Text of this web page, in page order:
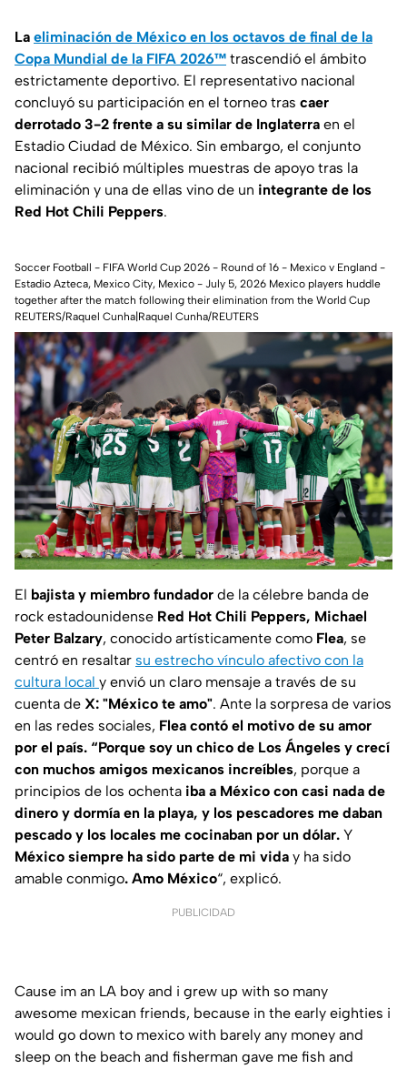
La eliminación de México en los octavos de final de la
Copa Mundial de la FIFA 2026™ trascendió el ámbito
estrictamente deportivo. El representativo nacional
concluyó su participación en el torneo tras caer
derrotado 3-2 frente a su similar de Inglaterra en el
Estadio Ciudad de México. Sin embargo, el conjunto
nacional recibió múltiples muestras de apoyo tras la
eliminación y una de ellas vino de un integrante de los
Red Hot Chili Peppers.
Soccer Football - FIFA World Cup 2026 - Round of 16 - Mexico v England -
Estadio Azteca, Mexico City, Mexico - July 5, 2026 Mexico players huddle
together after the match following their elimination from the World Cup
REUTERS/Raquel Cunha|Raquel Cunha/REUTERS
El bajista y miembro fundador de la célebre banda de
rock estadounidense Red Hot Chili Peppers, Michael
Peter Balzary, conocido artísticamente como Flea, se
centró en resaltar su estrecho vínculo afectivo con la
cultura local y envió un claro mensaje a través de su
cuenta de X: "México te amo". Ante la sorpresa de varios
en las redes sociales, Flea contó el motivo de su amor
por el país. “Porque soy un chico de Los Ángeles y crecí
con muchos amigos mexicanos increíbles, porque a
principios de los ochenta iba a México con casi nada de
dinero y dormía en la playa, y los pescadores me daban
pescado y los locales me cocinaban por un dólar. Y
México siempre ha sido parte de mi vida y ha sido
amable conmigo. Amo México“, explicó.
PUBLICIDAD
Cause im an LA boy and i grew up with so many
awesome mexican friends, because in the early eighties i
would go down to mexico with barely any money and
sleep on the beach and fisherman gave me fish and